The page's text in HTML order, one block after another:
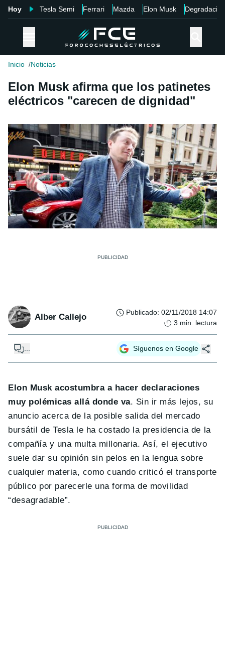
Hoy Tesla Semi Ferrari Mazda Elon Musk Degradación
Inicio Noticias
Elon Musk afirma que los patinetes
eléctricos "carecen de dignidad"
Alber Callejo Publicado: 02/11/2018 14:07
3 min. lectura
... Síguenos en Google
Elon Musk acostumbra a hacer declaraciones
muy polémicas allá donde va. Sin ir más lejos, su
anuncio acerca de la posible salida del mercado
bursátil de Tesla le ha costado la presidencia de la
compañía y una multa millonaria. Así, el ejecutivo
suele dar su opinión sin pelos en la lengua sobre
cualquier materia, como cuando criticó el transporte
público por parecerle una forma de movilidad
“desagradable”.